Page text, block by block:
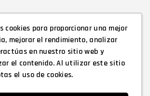
cookies para proporcionar una mejor
mejorar el rendimiento, analizar
en nuestro sitio web y
el contenido. Al utilizar este sitio
el uso de cookies.